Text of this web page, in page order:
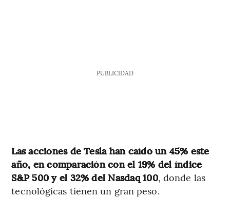
PUBLICIDAD
Las acciones de Tesla han caído un 45% este
año, en comparación con el 19% del índice
S&P 500 y el 32% del Nasdaq 100, donde las
tecnológicas tienen un gran peso.